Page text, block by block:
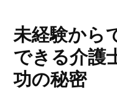
未経験から
できる介護
功の秘密